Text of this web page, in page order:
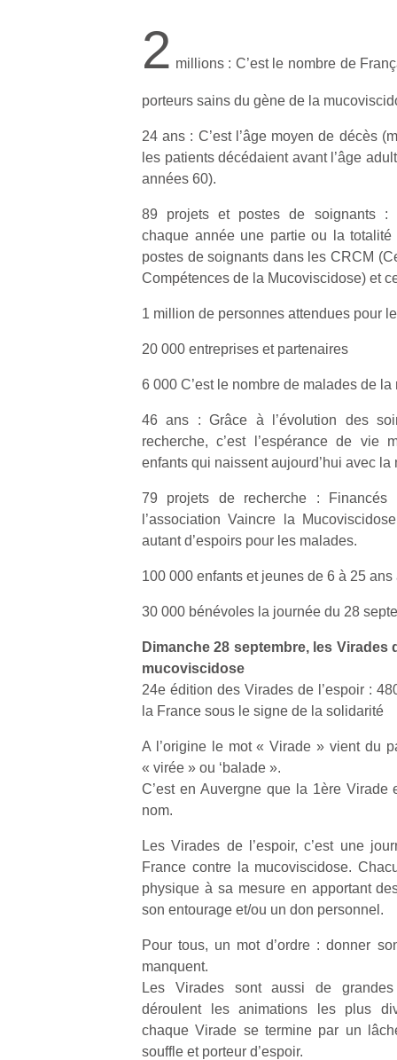
2 millions : C’est le nombre de
porteurs sains du gène de la
24 ans : C’est l’âge moyen de décès
les patients décédaient avant l’âge
années 60).
89 projets et postes de soignants :
chaque année une partie ou la
postes de soignants dans les CRCM
Compétences de la Mucoviscidose) et
1 million de personnes attendues pour
20 000 entreprises et partenaires
6 000 C’est le nombre de malades de
46 ans : Grâce à l’évolution des
recherche, c’est l’espérance de vie
enfants qui naissent aujourd’hui avec la
79 projets de recherche : Financés
l’association Vaincre la
autant d’espoirs pour les malades.
100 000 enfants et jeunes de 6 à 25 ans
30 000 bénévoles la journée du 28
Dimanche 28 septembre, les Virades
mucoviscidose
24e édition des Virades de l’espoir :
la France sous le signe de la solidarité
A l’origine le mot « Virade » vient du
« virée » ou ‘balade ».
C’est en Auvergne que la 1ère Virade
nom.
Les Virades de l’espoir, c’est une
France contre la mucoviscidose.
physique à sa mesure en apportant
son entourage et/ou un don personnel.
Pour tous, un mot d’ordre : donner
manquent.
Les Virades sont aussi de
déroulent les animations les plus
chaque Virade se termine par un
souffle et porteur d’espoir.